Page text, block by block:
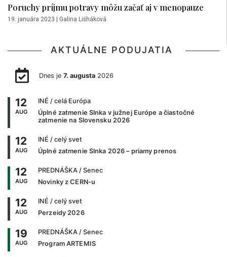
Poruchy príjmu potravy môžu začať aj v menopauze
19. januára 2023 Galina Lišháková
AKTUÁLNE PODUJATIA
Dnes je 7. augusta2026
12
AUG
INÉ / celá Európa
Úplné zatmenie Slnka v južnej Európe a čiastočné
zatmenie na Slovensku 2026
12
AUG
INÉ / celý svet
Úplné zatmenie Slnka 2026 – priamy prenos
12
AUG
PREDNÁŠKA / Senec
Novinky z CERN-u
12
AUG
INÉ / celý svet
Perzeidy 2026
19
AUG
PREDNÁŠKA / Senec
Program ARTEMIS